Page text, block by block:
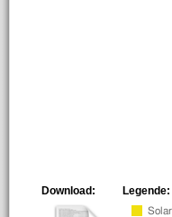
Legende:
Download: